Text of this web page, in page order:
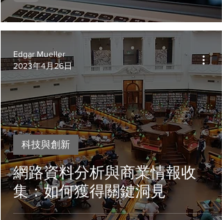
網路資料分析與商業情報收
集：如何獲得關鍵洞見
科技與創新
Edgar Mueller
2023年4月26日